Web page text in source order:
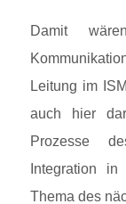
Damit
Leitung im
auch hier
Prozesse
Integration
Thema des